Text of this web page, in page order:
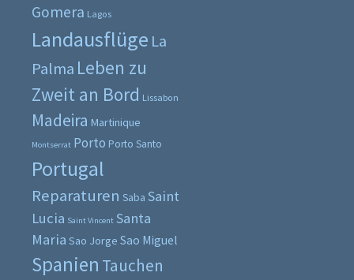
Gomera Lagos
Landausflüge La
Palma Leben zu
Zweit an Bord Lissabon
Madeira Martinique
Montserrat Porto Porto Santo
Portugal
Reparaturen Saba Saint
Lucia Saint Vincent Santa
Maria Sao Jorge Sao Miguel
Spanien Tauchen